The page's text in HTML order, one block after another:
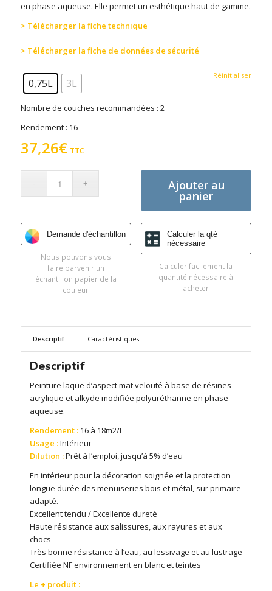
en phase aqueuse. Elle permet un esthétique haut de gamme.
> Télécharger la fiche technique
> Télécharger la fiche de données de sécurité
0,75L 3L
Réinitialiser
Nombre de couches recommandées : 2
Rendement : 16
37,26€ TTC
Ajouter au
panier
Demande d'échantillon
Nous pouvons vous
faire parvenir un
échantillon papier de la
couleur
Calculer la qté
nécessaire
Calculer facilement la
quantité nécessaire à
acheter
Descriptif Caractéristiques
Descriptif
Peinture laque d’aspect mat velouté à base de résines
acrylique et alkyde modifiée polyuréthanne en phase
aqueuse.
Rendement :16 à 18m2/L
Usage :Intérieur
Dilution :Prêt à l’emploi, jusqu’à 5% d’eau
En intérieur pour la décoration soignée et la protection
longue durée des menuiseries bois et métal, sur primaire
adapté.
Excellent tendu / Excellente dureté
Haute résistance aux salissures, aux rayures et aux
chocs
Très bonne résistance à l’eau, au lessivage et au lustrage
Certifiée NF environnement en blanc et teintes
Le + produit :